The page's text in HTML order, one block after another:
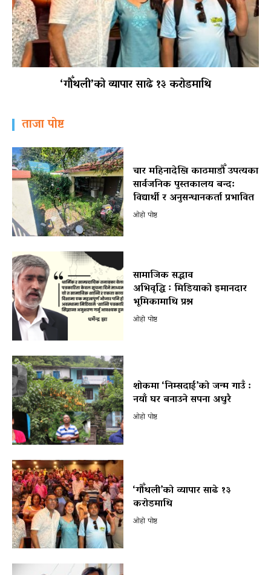
‘गौँथली’को व्यापार साढे १३ करोडमाथि
ताजा पोष्ट
चार महिनादेखि काठमाडौँ उपत्यका
सार्वजनिक पुस्तकालय बन्द:
विद्यार्थी र अनुसन्धानकर्ता प्रभावित
ओहो पोष्ट
सामाजिक सद्भाव
अभिवृद्धि ः मिडियाको इमानदार
भूमिकामाथि प्रश्न
ओहो पोष्ट
शोकमा ‘निम्सदाई’को जन्म गाउँ :
नयाँ घर बनाउने सपना अधुरै
ओहो पोष्ट
‘गौँथली’को व्यापार साढे १३
करोडमाथि
ओहो पोष्ट